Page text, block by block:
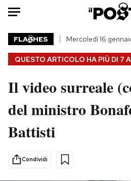
HOME
Italia
Politica
Tecnologia
Scienza
QUESTO ARTICOLO HA PIÙ DI 7
FLA HES Mercoledì 16
Il video surreale
del ministro
Battisti
Condividi